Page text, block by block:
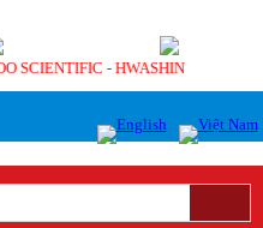
SCIENTIFIC - HWASHIN